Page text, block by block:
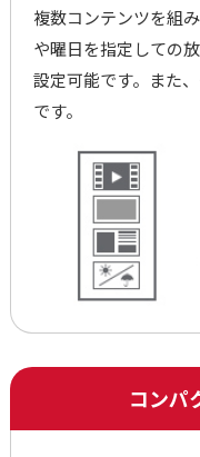
複数コンテンツを組
や曜日を指定しての
設定可能です。また
です。
コンパ